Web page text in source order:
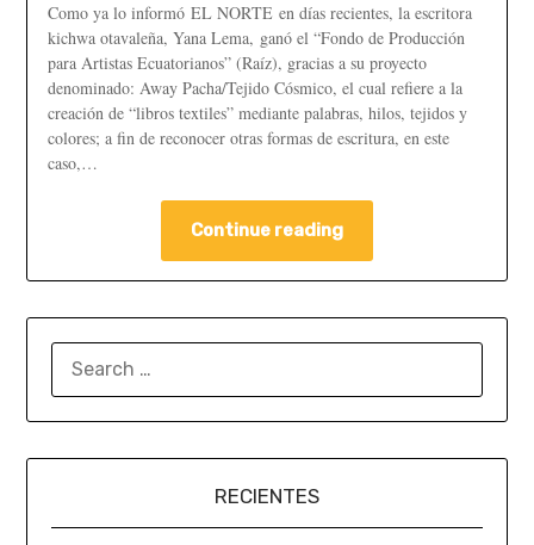
Como ya lo informó EL NORTE en días recientes, la escritora
kichwa otavaleña, Yana Lema, ganó el “Fondo de Producción
para Artistas Ecuatorianos” (Raíz), gracias a su proyecto
denominado: Away Pacha/Tejido Cósmico, el cual refiere a la
creación de “libros textiles” mediante palabras, hilos, tejidos y
colores; a fin de reconocer otras formas de escritura, en este
caso,…
Continue reading
RECIENTES